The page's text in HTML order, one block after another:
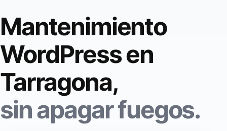
Mantenimiento
WordPress en
Tarragona,
sin apagar fuegos.